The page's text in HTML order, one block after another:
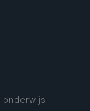
onderwijs